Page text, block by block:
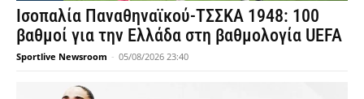
Ισοπαλία Παναθηναϊκού-ΤΣΣΚΑ 1948: 100
βαθμοί για την Ελλάδα στη βαθμολογία UEFA
Sportlive Newsroom - 05/08/2026 23:40